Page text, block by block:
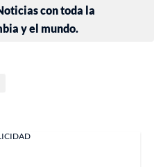
con toda la
y el mundo.